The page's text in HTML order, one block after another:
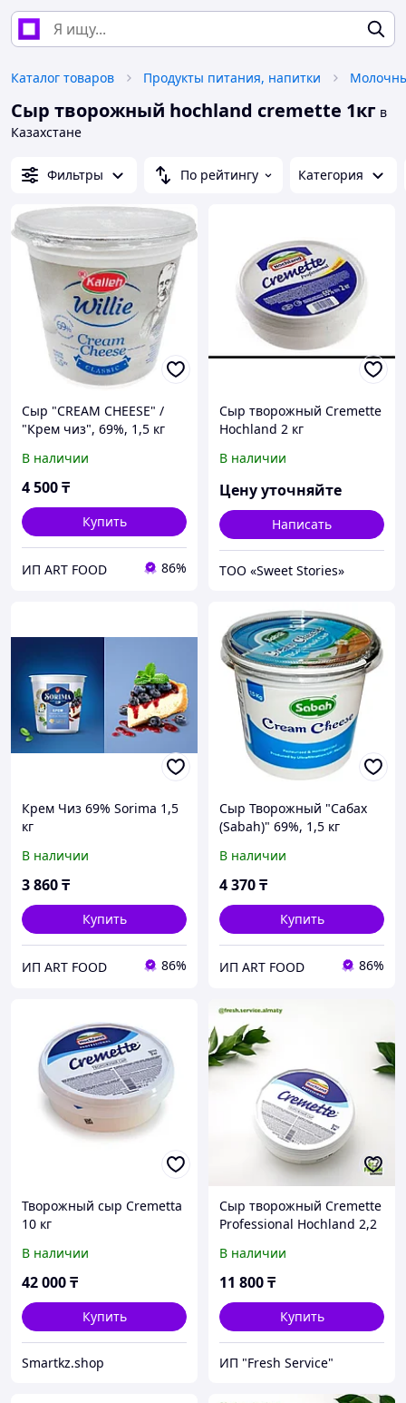
Каталог товаров Продукты питания, напитки
Сыр творожный hochland cremette 1кг в
Казахстане
Фильтры По рейтингу Категория
Сыр "CREAM CHEESE" /
"Крем чиз", 69%, 1,5 кг
В наличии
4 500₸
Купить
ИП ART FOOD 86%
Сыр творожный Cremette
Hochland 2 кг
В наличии
Цену уточняйте
Написать
ТОО «Sweet Stories»
Крем Чиз 69% Sorima 1,5
кг
В наличии
3 860₸
Купить
ИП ART FOOD 86%
Сыр Творожный "Сабах
(Sabah)" 69%, 1,5 кг
В наличии
4 370₸
Купить
ИП ART FOOD 86%
Творожный сыр Cremetta
10 кг
В наличии
42 000₸
Купить
Smartkz.shop
Сыр творожный Cremette
Professional Hochland 2,2
В наличии
11 800₸
Купить
ИП "Fresh Service"